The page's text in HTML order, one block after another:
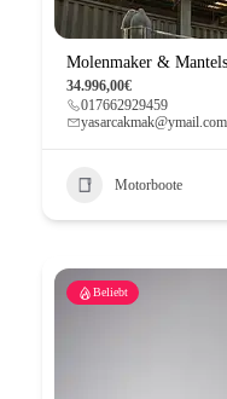
Molenmaker &
34.996,00€
017662929459
yasarcakmak@ymail.com
Motorboote
Beliebt